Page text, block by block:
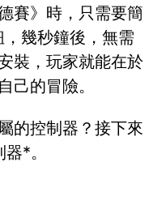
賽》時，只需要簡
幾秒鐘後，無需
裝，玩家就能在於
己的冒險。
的控制器？接下來
*。